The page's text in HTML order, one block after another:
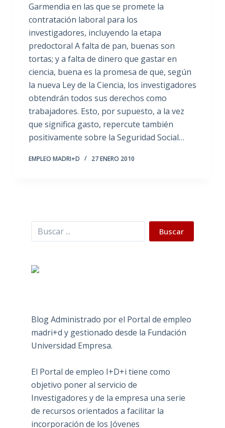
Garmendia en las que se promete la
contratación laboral para los
investigadores, incluyendo la etapa
predoctoral A falta de pan, buenas son
tortas; y a falta de dinero que gastar en
ciencia, buena es la promesa de que, según
la nueva Ley de la Ciencia, los investigadores
obtendrán todos sus derechos como
trabajadores. Esto, por supuesto, a la vez
que significa gasto, repercute también
positivamente sobre la Seguridad Social…
EMPLEO MADRI+D 27 ENERO 2010
Buscar Buscar
Blog Administrado por el Portal de empleo
madri+d y gestionado desde la Fundación
Universidad Empresa.
El Portal de empleo I+D+i tiene como
objetivo poner al servicio de
Investigadores y de la empresa una serie
de recursos orientados a facilitar la
incorporación de los Jóvenes